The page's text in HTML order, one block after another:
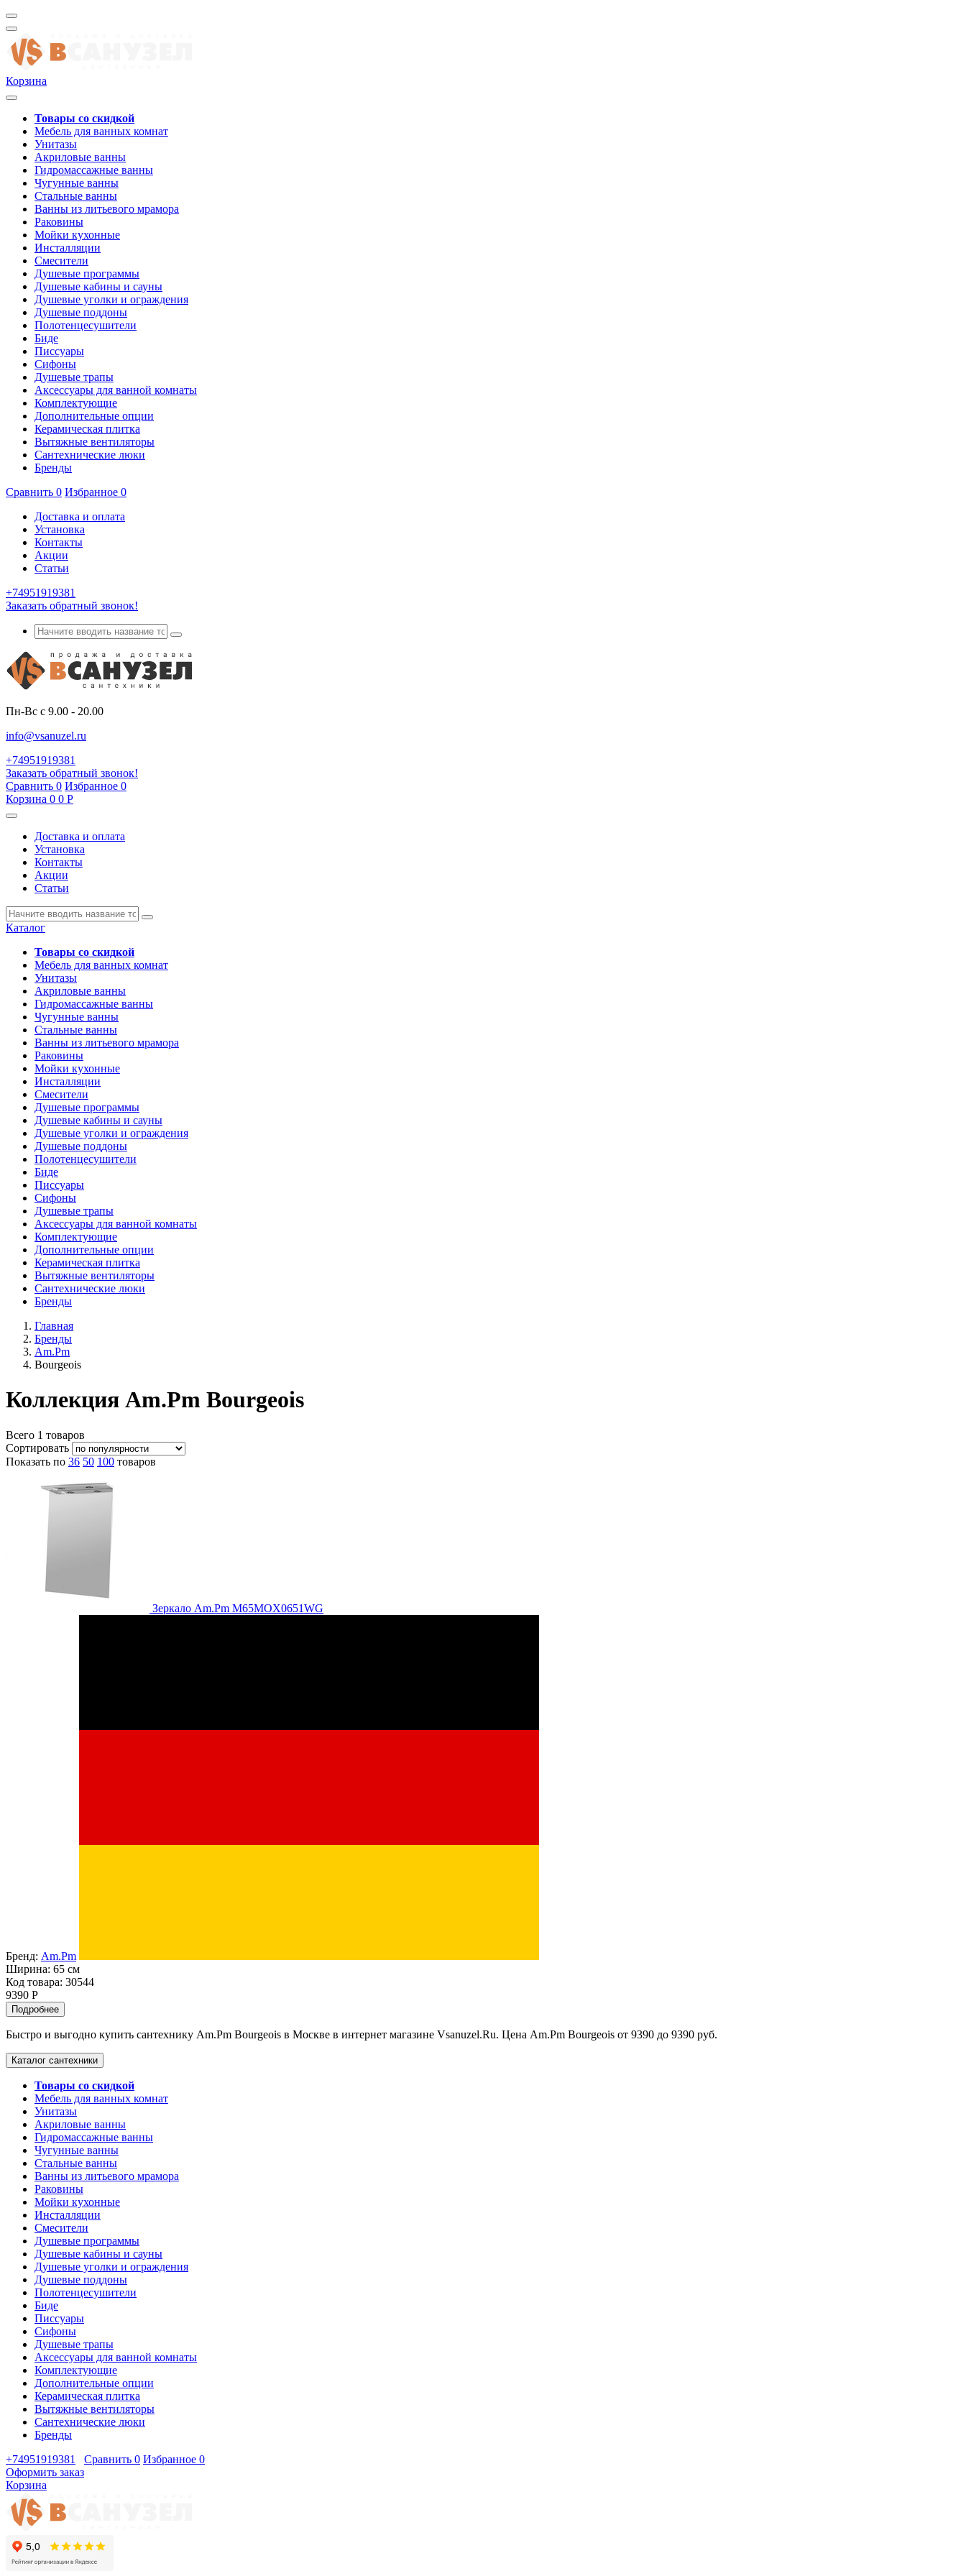
Корзина
Товары со скидкой
Мебель для ванных комнат
Унитазы
Акриловые ванны
Гидромассажные ванны
Чугунные ванны
Стальные ванны
Ванны из литьевого мрамора
Раковины
Мойки кухонные
Инсталляции
Смесители
Душевые программы
Душевые кабины и сауны
Душевые уголки и ограждения
Душевые поддоны
Полотенцесушители
Биде
Писсуары
Сифоны
Душевые трапы
Аксессуары для ванной комнаты
Комплектующие
Дополнительные опции
Керамическая плитка
Вытяжные вентиляторы
Сантехнические люки
Бренды
Сравнить 0 Избранное 0
Доставка и оплата
Установка
Контакты
Акции
Статьи
+74951919381
Заказать обратный звонок!
Пн-Вс с 9.00 - 20.00
info@vsanuzel.ru
+74951919381
Заказать обратный звонок!
Сравнить 0 Избранное 0
Корзина 0 0 Р
Доставка и оплата
Установка
Контакты
Акции
Статьи
Каталог
Товары со скидкой
Мебель для ванных комнат
Унитазы
Акриловые ванны
Гидромассажные ванны
Чугунные ванны
Стальные ванны
Ванны из литьевого мрамора
Раковины
Мойки кухонные
Инсталляции
Смесители
Душевые программы
Душевые кабины и сауны
Душевые уголки и ограждения
Душевые поддоны
Полотенцесушители
Биде
Писсуары
Сифоны
Душевые трапы
Аксессуары для ванной комнаты
Комплектующие
Дополнительные опции
Керамическая плитка
Вытяжные вентиляторы
Сантехнические люки
Бренды
Главная
Бренды
Am.Pm
Bourgeois
Коллекция Am.Pm Bourgeois
Всего 1 товаров
Сортировать
Показать по 36 50 100 товаров
Зеркало Am.Pm M65MOX0651WG
Бренд: Am.Pm
Ширина: 65 см
Код товара: 30544
9390 Р
Подробнее
Быстро и выгодно купить сантехнику Am.Pm Bourgeois в Москве в интернет магазине Vsanuzel.Ru. Цена Am.Pm Bourgeois от 9390 до 9390 руб.
Каталог сантехники
Товары со скидкой
Мебель для ванных комнат
Унитазы
Акриловые ванны
Гидромассажные ванны
Чугунные ванны
Стальные ванны
Ванны из литьевого мрамора
Раковины
Мойки кухонные
Инсталляции
Смесители
Душевые программы
Душевые кабины и сауны
Душевые уголки и ограждения
Душевые поддоны
Полотенцесушители
Биде
Писсуары
Сифоны
Душевые трапы
Аксессуары для ванной комнаты
Комплектующие
Дополнительные опции
Керамическая плитка
Вытяжные вентиляторы
Сантехнические люки
Бренды
+74951919381
Сравнить 0 Избранное 0
Оформить заказ
Корзина